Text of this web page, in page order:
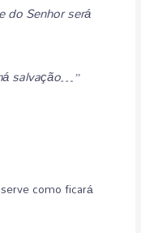
do Senhor será
salvação…”
como ficará